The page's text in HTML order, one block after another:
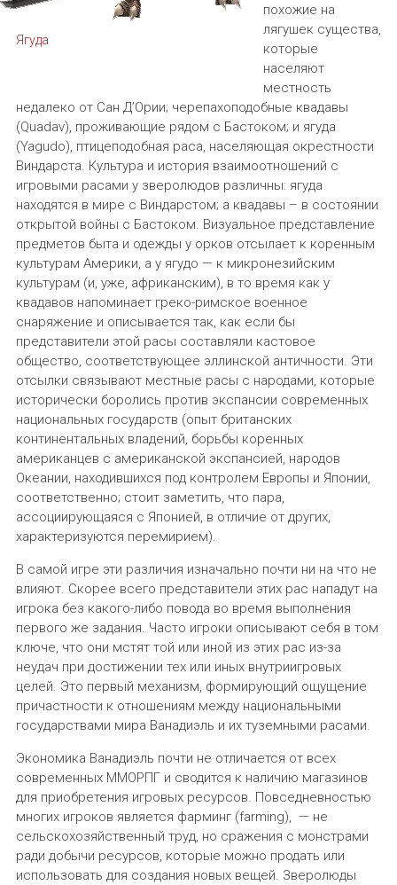
Ягуда
похожие на
лягушек существа,
которые
населяют
местность
недалеко от Сан Д’Ории; черепахоподобные квадавы
(Quadav), проживающие рядом с Бастоком; и ягуда
(Yagudo), птицеподобная раса, населяющая окрестности
Виндарста. Культура и история взаимоотношений с
игровыми расами у зверолюдов различны: ягуда
находятся в мире с Виндарстом; а квадавы – в состоянии
открытой войны с Бастоком. Визуальное представление
предметов быта и одежды у орков отсылает к коренным
культурам Америки, а у ягудо — к микронезийским
культурам (и, уже, африканским), в то время как у
квадавов напоминает греко-римское военное
снаряжение и описывается так, как если бы
представители этой расы составляли кастовое
общество, соответствующее эллинской античности. Эти
отсылки связывают местные расы с народами, которые
исторически боролись против экспансии современных
национальных государств (опыт британских
континентальных владений, борьбы коренных
американцев с американской экспансией, народов
Океании, находившихся под контролем Европы и Японии,
соответственно; стоит заметить, что пара,
ассоциирующаяся с Японией, в отличие от других,
характеризуются перемирием).
В самой игре эти различия изначально почти ни на что не
влияют. Скорее всего представители этих рас нападут на
игрока без какого-либо повода во время выполнения
первого же задания. Часто игроки описывают себя в том
ключе, что они мстят той или иной из этих рас из-за
неудач при достижении тех или иных внутриигровых
целей. Это первый механизм, формирующий ощущение
причастности к отношениям между национальными
государствами мира Ванадиэль и их туземными расами.
Экономика Ванадиэль почти не отличается от всех
современных ММОРПГ и сводится к наличию магазинов
для приобретения игровых ресурсов. Повседневностью
многих игроков является фарминг (farming), — не
сельскохозяйственный труд, но сражения с монстрами
ради добычи ресурсов, которые можно продать или
использовать для создания новых вещей. Зверолюды